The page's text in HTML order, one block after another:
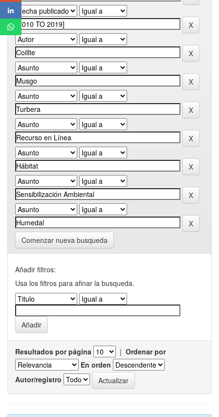
Comenzar nueva busqueda
Añadir filtros:
Usa los filtros para afinar la busqueda.
Resultados por página | Ordenar por
En orden
Autor/registro